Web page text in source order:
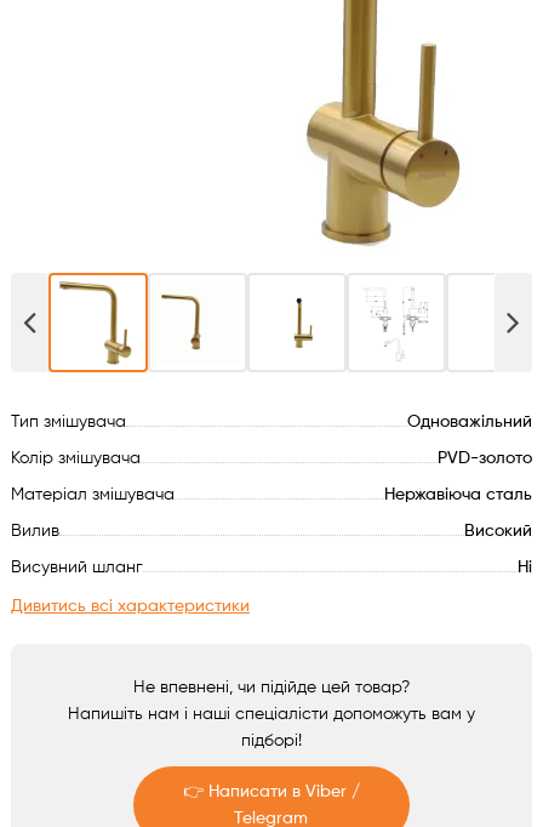
Пральні машини
Сушильні машини
Холодильне обладнання
Сантехніка
Тип змішувача Одноважільний
Колір змішувача PVD-золото
Матеріал змішувача Нержавіюча сталь
Вилив Високий
Висувний шланг Ні
Дивитись всі характеристики
Не впевнені, чи підійде цей товар?
Напишіть нам і наші спеціалісти допоможуть вам у
підборі!
👉 Написати в Viber /
Telegram